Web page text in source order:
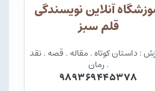
آنلاین نویسندگی
قلم سبز
: داستان کوتاه . مقاله . قصه . نقد
. رمان
۹۸۹۳۶۹۴۴۵۳۷۸